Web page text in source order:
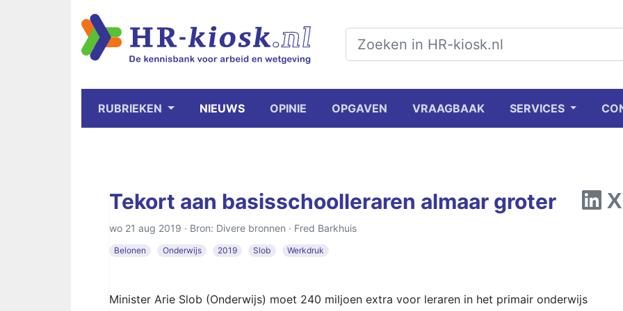
RUBRIEKEN NIEUWS OPINIE OPGAVEN VRAAGBAAK SERVICES
Tekort aan basisschoolleraren almaar groter
wo 21 aug 2019 · Bron: Divere bronnen · Fred Barkhuis
Belonen Onderwijs 2019 Slob Werkdruk
Minister Arie Slob (Onderwijs) moet 240 miljoen extra voor leraren in het primair onderwijs